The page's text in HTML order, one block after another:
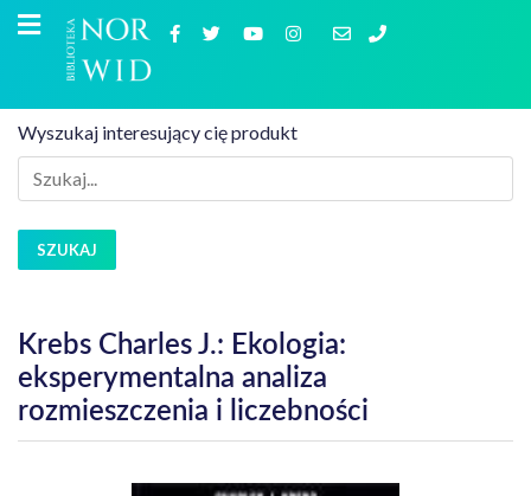
Wyszukaj interesujący cię produkt
SZUKAJ
Krebs Charles J.: Ekologia:
eksperymentalna analiza
rozmieszczenia i liczebności